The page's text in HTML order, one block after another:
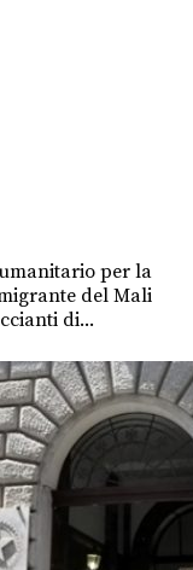
per la
del Mali
di...